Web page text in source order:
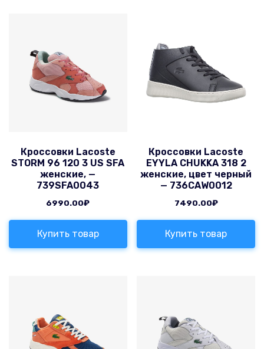
Кроссовки Lacoste
STORM 96 120 3 US SFA
женские, —
739SFA0043
6990.00₽
Купить товар
Кроссовки Lacoste
EYYLA CHUKKA 318 2
женские, цвет черный
— 736CAW0012
7490.00₽
Купить товар